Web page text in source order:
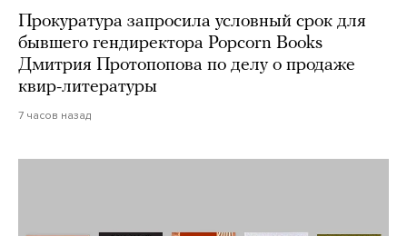
Прокуратура запросила условный срок для
бывшего гендиректора Popcorn Books
Дмитрия Протопопова по делу о продаже
квир-литературы
7 часов назад